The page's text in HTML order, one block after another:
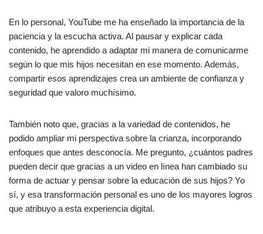
En lo personal, YouTube me ha enseñado la importancia de la
paciencia y la escucha activa. Al pausar y explicar cada
contenido, he aprendido a adaptar mi manera de comunicarme
según lo que mis hijos necesitan en ese momento. Además,
compartir esos aprendizajes crea un ambiente de confianza y
seguridad que valoro muchísimo.
También noto que, gracias a la variedad de contenidos, he
podido ampliar mi perspectiva sobre la crianza, incorporando
enfoques que antes desconocía. Me pregunto, ¿cuántos padres
pueden decir que gracias a un video en línea han cambiado su
forma de actuar y pensar sobre la educación de sus hijos? Yo
sí, y esa transformación personal es uno de los mayores logros
que atribuyo a esta experiencia digital.